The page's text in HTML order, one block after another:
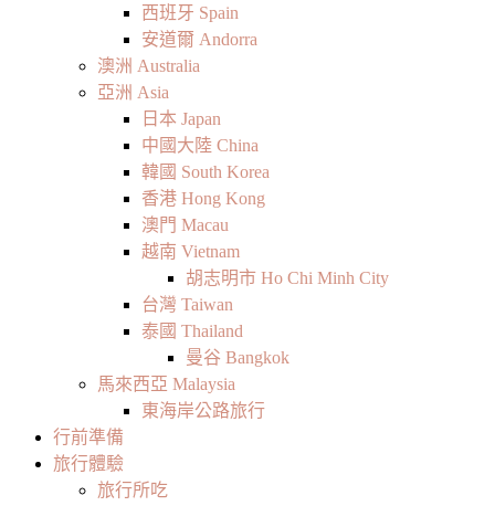
西班牙 Spain
安道爾 Andorra
澳洲 Australia
亞洲 Asia
日本 Japan
中國大陸 China
韓國 South Korea
香港 Hong Kong
澳門 Macau
越南 Vietnam
胡志明市 Ho Chi Minh City
台灣 Taiwan
泰國 Thailand
曼谷 Bangkok
馬來西亞 Malaysia
東海岸公路旅行
行前準備
旅行體驗
旅行所吃